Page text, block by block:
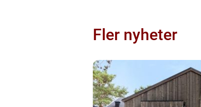
Fler nyheter